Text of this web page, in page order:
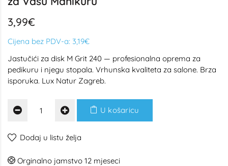
3,99€
Cijena bez PDV-a: 3,19€
Jastučići za disk M Grit 240 — profesionalna oprema za
pedikuru i njegu stopala. Vrhunska kvaliteta za salone. Brza
isporuka. Lux Natur Zagreb.
U košaricu
Dodaj u listu želja
Orginalno jamstvo 12 mjeseci